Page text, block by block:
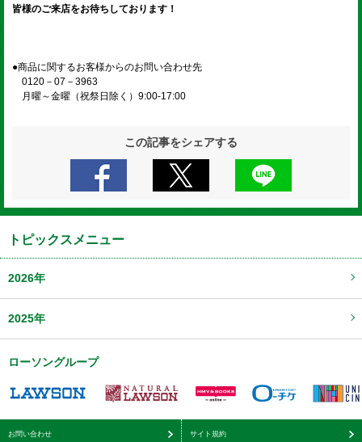
皆様のご来店をお待ちしております！
●商品に関するお客様からのお問い合わせ先
0120－07－3963
月曜～金曜（祝祭日除く）9:00-17:00
この記事をシェアする
トピックスメニュー
2026年
2025年
ローソングループ
お問い合わせ サイト規約